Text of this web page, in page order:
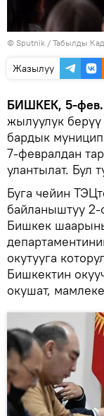
© Sputnik / Табылды
Жазылуу
БИШКЕК, 5-
жылуулук
бардык
7-февралдан
улантылат. Бул
Буга чейин
байланыштуу
Бишкек
окутууга
Бишкектин
окушат,